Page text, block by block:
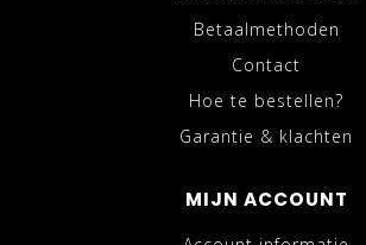
Betaalmethoden
Contact
Hoe te bestellen?
Garantie & klachten
MIJN ACCOUNT